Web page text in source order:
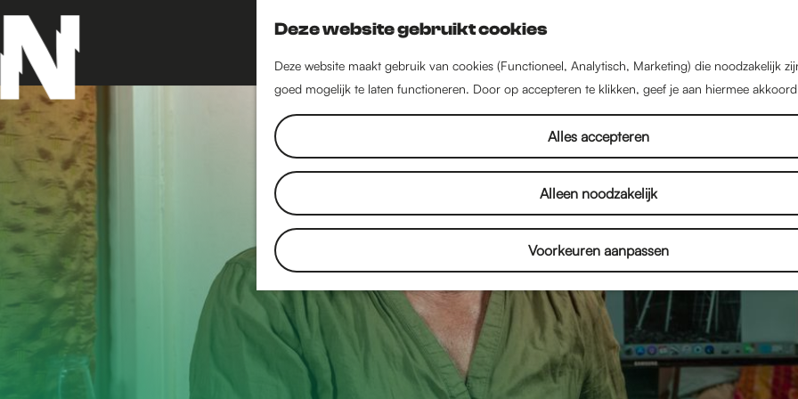
Deze website gebruikt cookies
Deze website maakt gebruik van cookies (Functioneel, Analytisch, Marketing) die noodzakelijk
goed mogelijk te laten functioneren. Door op accepteren te klikken, geef je aan hiermee
Alles accepteren
Alleen noodzakelijk
Voorkeuren aanpassen